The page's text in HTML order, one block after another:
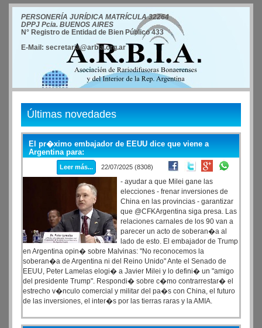
PERSONERÍA JURÍDICA MATRÍCULA 32264
DPPJ Pcia. BUENOS AIRES
N° Registro de Entidad de Bien Público 433
E-Mail: secretaria@arbia.org.ar
Últimas novedades
El pr�ximo embajador de EEUU dice que viene a
Argentina para:
Leer más... 22/07/2025 (8308)
- ayudar a que Milei gane las
elecciones - frenar inversiones de
China en las provincias - garantizar
que @CFKArgentina siga presa. Las
relaciones carnales de los 90 van a
parecer un acto de soberan�a al
lado de esto. El embajador de Trump
en Argentina opin� sobre Malvinas: "No reconocemos la
soberan�a de Argentina ni del Reino Unido" Ante el Senado de
EEUU, Peter Lamelas elogi� a Javier Milei y lo defini� un "amigo
del presidente Trump". Respondi� sobre c�mo contrarrestar� el
estrecho v�nculo comercial y militar del pa�s con China, el futuro
de las inversiones, el inter�s por las tierras raras y la AMIA.